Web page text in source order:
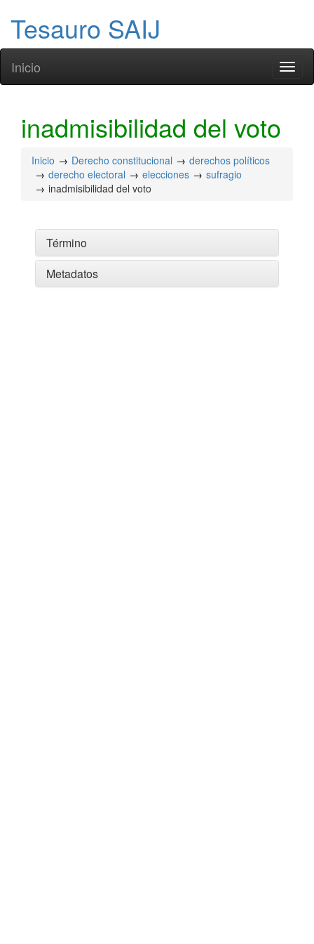
Tesauro SAIJ
Inicio
inadmisibilidad del voto
Inicio Derecho constitucional
derechos políticos
derecho electoral
elecciones
sufragio
inadmisibilidad del voto
Término
Metadatos